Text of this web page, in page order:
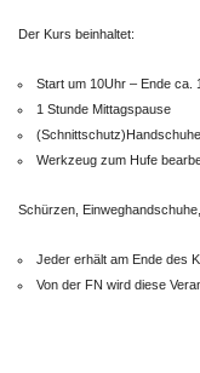
Der Kurs beinhaltet:
Start um 10Uhr – Ende ca.
1 Stunde Mittagspause
Werkzeug zum Hufe
Schürzen,
Jeder erhält am Ende des
Von der FN wird diese